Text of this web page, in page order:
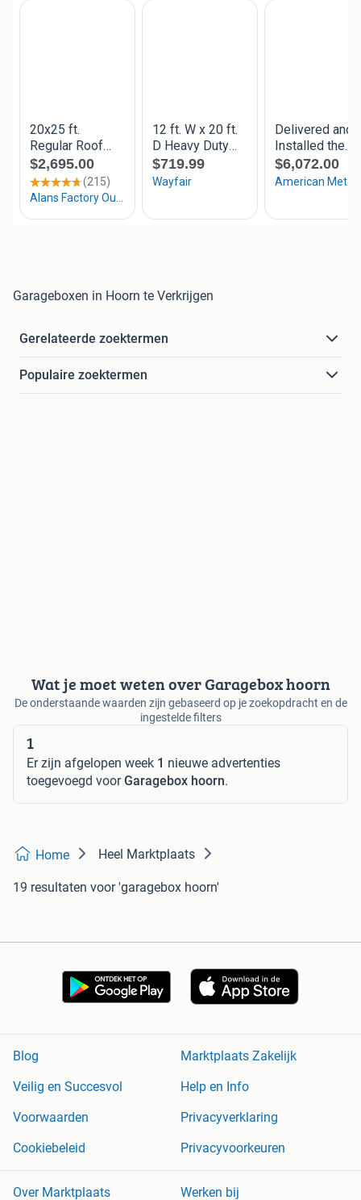
Garageboxen in Hoorn te Verkrijgen
Gerelateerde zoektermen
Populaire zoektermen
Wat je moet weten over Garagebox hoorn
De onderstaande waarden zijn gebaseerd op je zoekopdracht en de
ingestelde filters
1
Er zijn afgelopen week 1 nieuwe advertenties
toegevoegd voorGaragebox hoorn.
Home Heel Marktplaats
19 resultaten voor 'garagebox hoorn'
Blog
Marktplaats Zakelijk
Veilig en Succesvol
Help en Info
Voorwaarden
Privacyverklaring
Cookiebeleid
Privacyvoorkeuren
Over Marktplaats Werken bij